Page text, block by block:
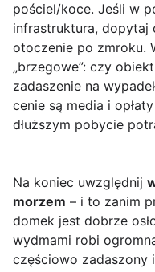
pościel/koce. Jeśli w
infrastruktura, dopytaj
otoczenie po zmroku.
„brzegowe”: czy
zadaszenie na
cenie są media i
dłuższym pobycie
Na koniec uwzględnij
morzem – i to zanim
domek jest dobrze
wydmami robi
częściowo zadaszony